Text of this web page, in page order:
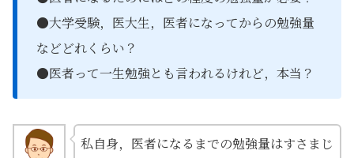
●大学受験，医大生，医者になってからの勉強量
などどれくらい？
●医者って一生勉強とも言われるけれど，本当？
私自身，医者になるまでの勉強量はすさまじ